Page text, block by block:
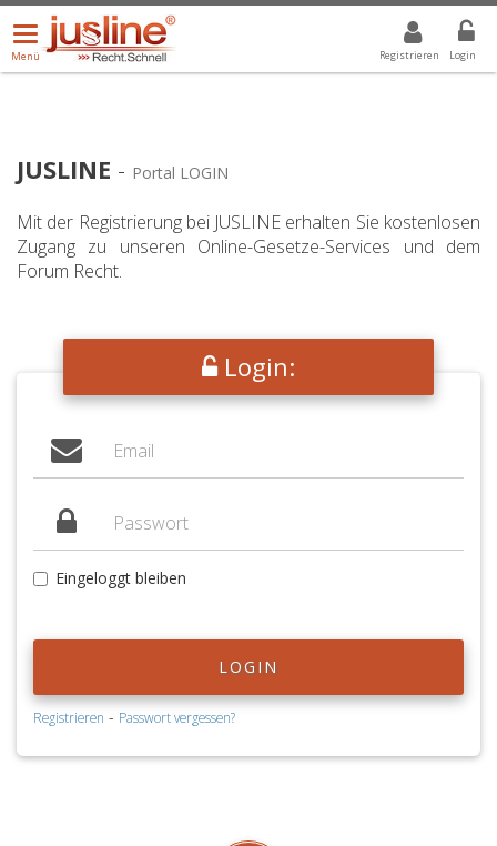
Registrieren Login
Menü
öffnen/schließen
Menü
ALLE DROPDOWN: GEWÄHLTER WERT IST ALLE
JUSLINE - Portal LOGIN
Mit der Registrierung bei JUSLINE erhalten Sie kostenlosen
Zugang zu unseren Online-Gesetze-Services und dem
Forum Recht.
Login:
Eingeloggt bleiben
LOGIN
Registrieren - Passwort vergessen?